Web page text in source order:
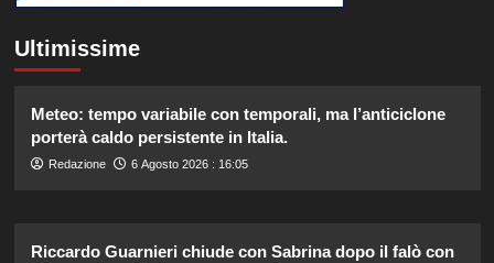
Ultimissime
Meteo: tempo variabile con temporali, ma l’anticiclone
porterà caldo persistente in Italia.
Redazione 6 Agosto 2026 : 16:05
Riccardo Guarnieri chiude con Sabrina dopo il falò con